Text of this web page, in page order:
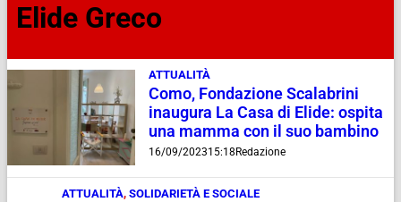
Elide Greco
ATTUALITÀ
Como, Fondazione Scalabrini
inaugura La Casa di Elide: ospita
una mamma con il suo bambino
16/09/202315:18Redazione
ATTUALITÀ, SOLIDARIETÀ E SOCIALE